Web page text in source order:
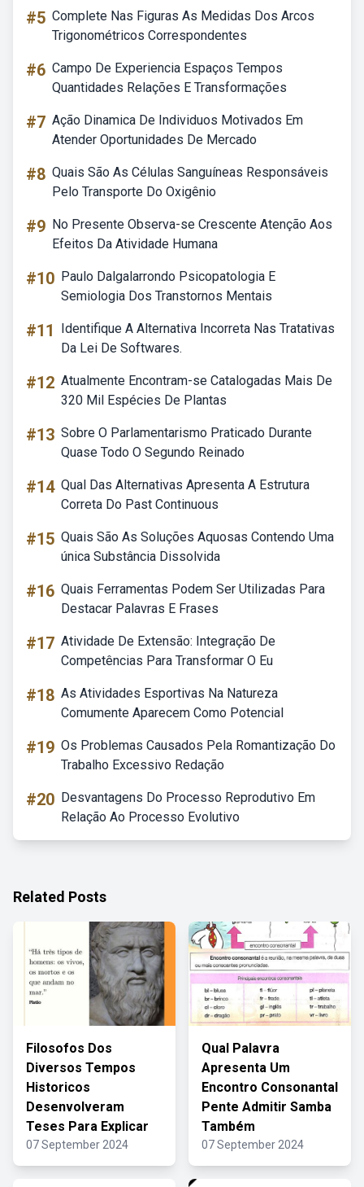
#5 Complete Nas Figuras As Medidas Dos Arcos
Trigonométricos Correspondentes
#6 Campo De Experiencia Espaços Tempos
Quantidades Relações E Transformações
#7 Ação Dinamica De Individuos Motivados Em
Atender Oportunidades De Mercado
#8 Quais São As Células Sanguíneas Responsáveis
Pelo Transporte Do Oxigênio
#9 No Presente Observa-se Crescente Atenção Aos
Efeitos Da Atividade Humana
#10 Paulo Dalgalarrondo Psicopatologia E
Semiologia Dos Transtornos Mentais
#11
Identifique A Alternativa Incorreta Nas Tratativas
Da Lei De Softwares.
#12 Atualmente Encontram-se Catalogadas Mais De
320 Mil Espécies De Plantas
#13 Sobre O Parlamentarismo Praticado Durante
Quase Todo O Segundo Reinado
#14 Qual Das Alternativas Apresenta A Estrutura
Correta Do Past Continuous
#15 Quais São As Soluções Aquosas Contendo Uma
única Substância Dissolvida
#16 Quais Ferramentas Podem Ser Utilizadas Para
Destacar Palavras E Frases
#17 Atividade De Extensão: Integração De
Competências Para Transformar O Eu
#18 As Atividades Esportivas Na Natureza
Comumente Aparecem Como Potencial
#19 Os Problemas Causados Pela Romantização Do
Trabalho Excessivo Redação
#20 Desvantagens Do Processo Reprodutivo Em
Relação Ao Processo Evolutivo
Related Posts
Filosofos Dos
Diversos Tempos
Historicos
Desenvolveram
Teses Para Explicar
07 September 2024
Qual Palavra
Apresenta Um
Encontro Consonantal
Pente Admitir Samba
Também
07 September 2024